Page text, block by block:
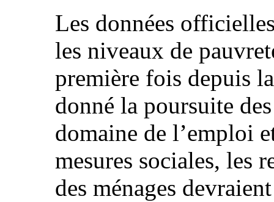
Les données
les niveaux de
première fois depuis
donné la poursuite
domaine de l’emploi
mesures sociales, les
des ménages